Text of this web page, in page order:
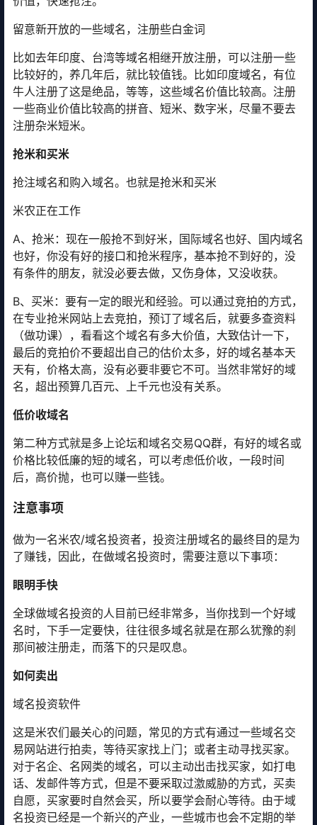
留意新开放的一些域名，注册些白金词
比如去年印度、台湾等域名相继开放注册，可以注册一些
比较好的，养几年后，就比较值钱。比如印度域名，有位
牛人注册了这是绝品，等等，这些域名价值比较高。注册
一些商业价值比较高的拼音、短米、数字米，尽量不要去
注册杂米短米。
抢米和买米
抢注域名和购入域名。也就是抢米和买米
米农正在工作
A、抢米：现在一般抢不到好米，国际域名也好、国内域名
也好，你没有好的接口和抢米程序，基本抢不到好的，没
有条件的朋友，就没必要去做，又伤身体，又没收获。
B、买米：要有一定的眼光和经验。可以通过竞拍的方式，
在专业抢米网站上去竞拍，预订了域名后，就要多查资料
（做功课），看看这个域名有多大价值，大致估计一下，
最后的竞拍价不要超出自己的估价太多，好的域名基本天
天有，价格太高，没有必要非要它不可。当然非常好的域
名，超出预算几百元、上千元也没有关系。
低价收域名
第二种方式就是多上论坛和域名交易QQ群，有好的域名或
价格比较低廉的短的域名，可以考虑低价收，一段时间
后，高价抛，也可以赚一些钱。
注意事项
做为一名米农/域名投资者，投资注册域名的最终目的是为
了赚钱，因此，在做域名投资时，需要注意以下事项：
眼明手快
全球做域名投资的人目前已经非常多，当你找到一个好域
名时，下手一定要快，往往很多域名就是在那么犹豫的刹
那间被注册走，而落下的只是叹息。
如何卖出
域名投资软件
这是米农们最关心的问题，常见的方式有通过一些域名交
易网站进行拍卖，等待买家找上门；或者主动寻找买家。
对于名企、名网类的域名，可以主动出击找买家，如打电
话、发邮件等方式，但是不要采取过激威胁的方式，买卖
自愿，买家要时自然会买，所以要学会耐心等待。由于域
名投资已经是一个新兴的产业，一些城市也会不定期的举